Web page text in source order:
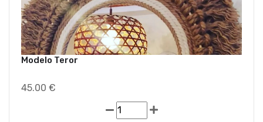
Modelo Teror
45.00 €